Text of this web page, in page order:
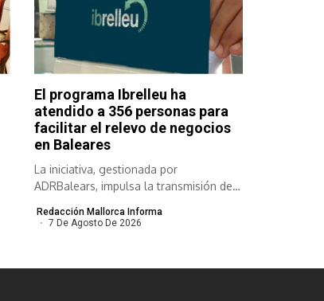
El programa Ibrelleu ha
atendido a 356 personas para
facilitar el relevo de negocios
en Baleares
La iniciativa, gestionada por
ADRBalears, impulsa la transmisión de
Redacción Mallorca Informa
7 De Agosto De 2026